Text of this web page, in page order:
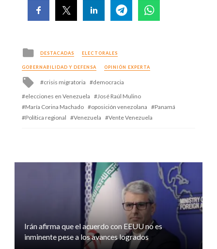
Posted
in
DESTACADAS ELECTORALES
GOBERNABILIDAD Y DEFENSA OPINIÓN EXPERTA
Tagged
crisis migratoria
democracia
elecciones en Venezuela
José Raúl Mulino
María Corina Machado
oposición venezolana
Panamá
Política regional
Venezuela Vente Venezuela
Irán afirma que el acuerdo con EEUU no es
inminente pese a los avances logrados